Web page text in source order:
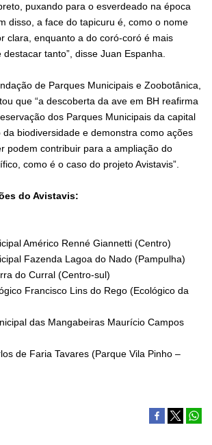
puxando para o esverdeado na época
disso, a face do tapicuru é, como o nome
clara, enquanto a do coró-coró é mais
tanto”, disse Juan Espanha.
de Parques Municipais e Zoobotânica,
que “a descoberta da ave em BH reafirma
dos Parques Municipais da capital
biodiversidade e demonstra como ações
podem contribuir para a ampliação do
como é o caso do projeto Avistavis”.
do Avistavis:
Américo Renné Giannetti (Centro)
Fazenda Lagoa do Nado (Pampulha)
do Curral (Centro-sul)
Francisco Lins do Rego (Ecológico da
das Mangabeiras Maurício Campos
de Faria Tavares (Parque Vila Pinho –